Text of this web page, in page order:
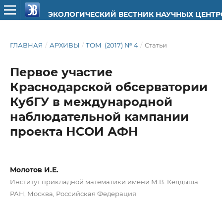
ЭКОЛОГИЧЕСКИЙ ВЕСТНИК НАУЧНЫХ
ГЛАВНАЯ / АРХИВЫ / ТОМ (2017) № 4 / Статьи
Первое участие
Краснодарской обсерватории
КубГУ в международной
наблюдательной кампании
проекта НСОИ АФН
Молотов И.Е.
Институт прикладной математики имени М.В. Келдыша
РАН, Москва, Российская Федерация